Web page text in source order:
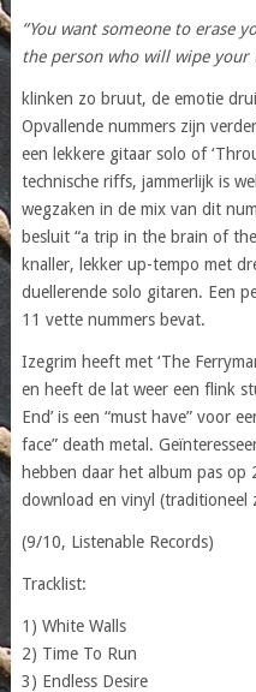
“You want someone to erase
the person who will wipe your
klinken zo bruut, de emotie
Opvallende nummers zijn
een lekkere gitaar solo of
technische riffs, jammerlijk is
wegzaken in de mix van dit
besluit “a trip in the brain of
knaller, lekker up-tempo met
duellerende solo gitaren. Een
11 vette nummers bevat.
Izegrim heeft met ‘The
en heeft de lat weer een flink
End’ is een “must have” voor
face” death metal.
hebben daar het album pas op
download en vinyl (traditioneel
(9/10, Listenable Records)
Tracklist:
1) White Walls
2) Time To Run
3) Endless Desire